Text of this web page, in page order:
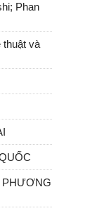
Phan
thuật và
PHƯƠNG